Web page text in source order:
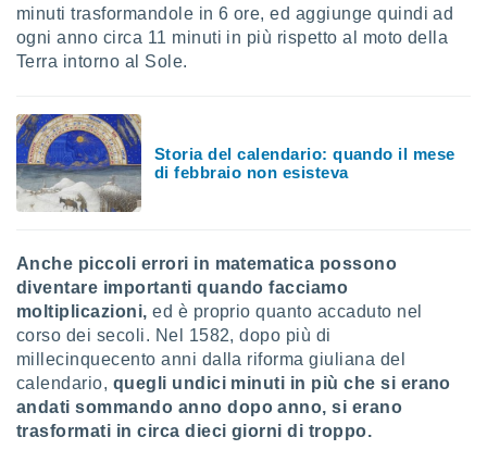
minuti trasformandole in 6 ore, ed aggiunge quindi ad
ogni anno circa 11 minuti in più rispetto al moto della
Terra intorno al Sole.
Storia del calendario: quando il mese
di febbraio non esisteva
Anche piccoli errori in matematica possono
diventare importanti quando facciamo
moltiplicazioni,ed è proprio quanto accaduto nel
corso dei secoli. Nel 1582, dopo più di
millecinquecento anni dalla riforma giuliana del
calendario, quegli undici minuti in più che si erano
andati sommando anno dopo anno, si erano
trasformati in circa dieci giorni di troppo.